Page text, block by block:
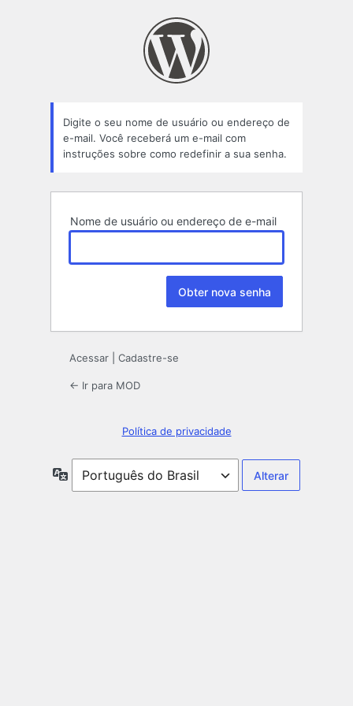
Digite o seu nome de usuário ou endereço de
e-mail. Você receberá um e-mail com
instruções sobre como redefinir a sua senha.
Nome de usuário ou endereço de e-mail
Acessar Cadastre-se
← Ir para MOD
Política de privacidade
Idioma